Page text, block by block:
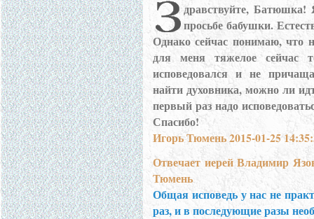
дравствуйте,
просьбе бабушки.
Однако сейчас понимаю, что
для меня тяжелое
исповедовался и не
найти духовника, можно ли
первый раз надо
Спасибо!
Игорь Тюмень 2015-01-25
Отвечает иерей Владимир
Тюмень
Общая исповедь у нас не
раз, и в последующие разы